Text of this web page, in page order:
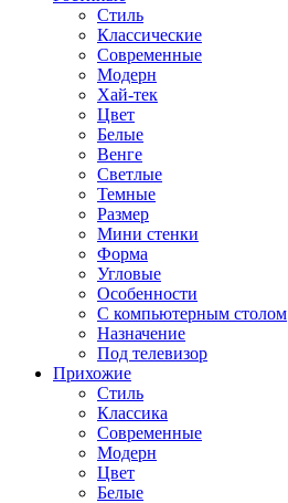
Стиль
Классические
Современные
Модерн
Хай-тек
Цвет
Белые
Венге
Светлые
Темные
Размер
Мини стенки
Форма
Угловые
Особенности
С компьютерным столом
Назначение
Под телевизор
Прихожие
Стиль
Классика
Современные
Модерн
Цвет
Белые